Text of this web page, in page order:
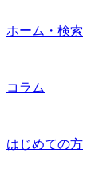
ホーム・検索
コラム
はじめての方